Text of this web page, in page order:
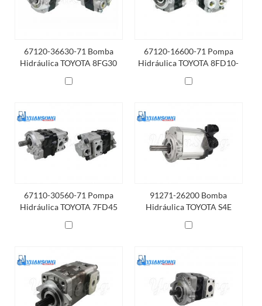
67120-36630-71 Bomba
Hidráulica TOYOTA 8FG30
67120-16600-71 Pompa
Hidráulica TOYOTA 8FD10-
67110-30560-71 Pompa
Hidráulica TOYOTA 7FD45
91271-26200 Bomba
Hidráulica TOYOTA S4E